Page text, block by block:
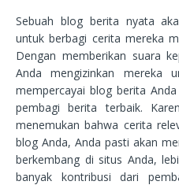
Sebuah blog berita nyata
untuk berbagi cerita mereka
Dengan memberikan suara
Anda mengizinkan mereka
mempercayai blog berita
pembagi berita terbaik.
menemukan bahwa cerita
blog Anda, Anda pasti akan
berkembang di situs Anda,
banyak kontribusi dari